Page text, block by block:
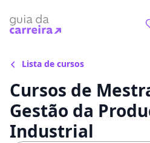
Lista de cursos
Cursos de
Gestão da
Industrial